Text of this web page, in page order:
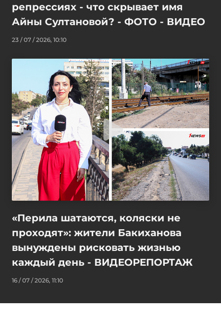
репрессиях - что скрывает имя
Айны Султановой? - ФОТО - ВИДЕО
23 / 07 / 2026, 10:10
«Перила шатаются, коляски не
проходят»: жители Бакиханова
вынуждены рисковать жизнью
каждый день - ВИДЕОРЕПОРТАЖ
16 / 07 / 2026, 11:10